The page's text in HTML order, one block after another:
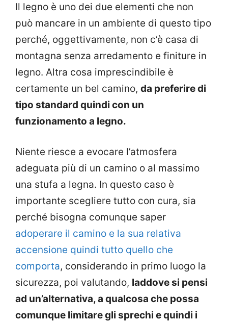
Il legno è uno dei due elementi che non
può mancare in un ambiente di questo tipo
perché, oggettivamente, non c’è casa di
montagna senza arredamento e finiture in
legno. Altra cosa imprescindibile è
certamente un bel camino, da preferire di
tipo standard quindi con un
funzionamento a legno.
Niente riesce a evocare l’atmosfera
adeguata più di un camino o al massimo
una stufa a legna. In questo caso è
importante scegliere tutto con cura, sia
perché bisogna comunque saper
adoperare il camino e la sua relativa
accensione quindi tutto quello che
comporta, considerando in primo luogo la
sicurezza, poi valutando, laddove si pensi
ad un’alternativa, a qualcosa che possa
comunque limitare gli sprechi e quindi i